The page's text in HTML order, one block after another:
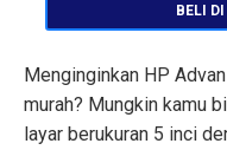
BELI
Menginginkan HP
murah? Mungkin kamu
layar berukuran 5 inci